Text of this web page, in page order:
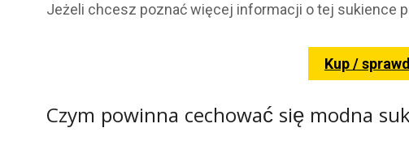
Jeżeli chcesz poznać więcej informacji o tej sukience
Kup /
Czym powinna cechować się modna